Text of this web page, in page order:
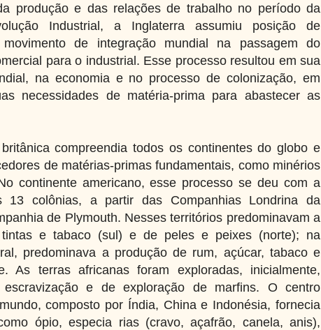
produção e das relações de trabalho no período da
Industrial, a Inglaterra assumiu posição de
de integração mundial na passagem do
para o industrial. Esse processo resultou em sua
na economia e no processo de colonização, em
necessidades de matéria-prima para abastecer as
compreendia todos os continentes do globo e
de matérias-primas fundamentais, como minérios
continente americano, esse processo se deu com a
13 colônias, a partir das Companhias Londrina da
de Plymouth. Nesses territórios predominavam a
tintas e tabaco (sul) e de peles e peixes (norte); na
predominava a produção de rum, açúcar, tabaco e
As terras africanas foram exploradas, inicialmente,
e de exploração de marfins. O centro
composto por Índia, China e Indonésia, fornecia
ópio, especia rias (cravo, açafrão, canela, anis),